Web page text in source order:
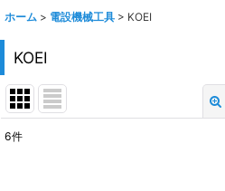
ホーム > 電設機械工具 > KOEI
KOEI
6件